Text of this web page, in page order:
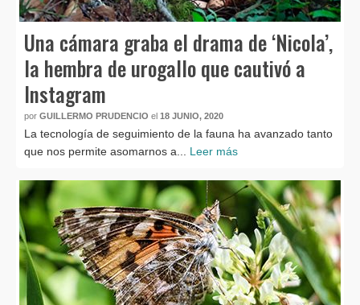
Una cámara graba el drama de ‘Nicola’,
la hembra de urogallo que cautivó a
Instagram
por GUILLERMO PRUDENCIO el 18 JUNIO, 2020
La tecnología de seguimiento de la fauna ha avanzado tanto
que nos permite asomarnos a... Leer más